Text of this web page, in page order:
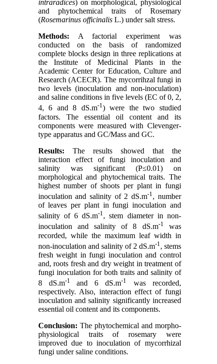
intraradices) on morphological, physiological
and phytochemical traits of Rosemary
(Rosemarinus officinalis L.) under salt stress.
Methods:A factorial experiment was
conducted on the basis of randomized
complete blocks design in three replications at
the Institute of Medicinal Plants in the
Academic Center for Education, Culture and
Research (ACECR). The mycorrihzal fungi in
two levels (inoculation and non-inoculation)
and saline conditions in five levels (EC of 0, 2,
4, 6 and 8 dS.m -1) were the two studied
factors. The essential oil content and its
components were measured with Clevenger-
type apparatus and GC/Mass and GC.
Results:The results showed that the
interaction effect of fungi inoculation and
salinity was significant (P≤0.01) on
morphological and phytochemical traits. The
highest number of shoots per plant in fungi
inoculation and salinity of 2 dS.m-1, number
of leaves per plant in fungi inoculation and
salinity of 6 dS.m-1, stem diameter in non-
inoculation and salinity of 8 dS.m-1was
recorded, while the maximum leaf width in
non-inoculation and salinity of 2 dS.m-1, stems
fresh weight in fungi inoculation and control
and, roots fresh and dry weight in treatment of
fungi inoculation for both traits and salinity of
8 dS.m
-1 and 6 dS.m -1was recorded,
respectively. Also, interaction effect of fungi
inoculation and salinity significantly increased
essential oil content and its components.
Conclusion:The phytochemical and morpho-
physiological traits of rosemary were
improved due to inoculation of mycorrhizal
fungi under saline conditions.